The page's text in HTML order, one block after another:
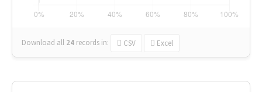
Download all 24 records in: CSV Excel